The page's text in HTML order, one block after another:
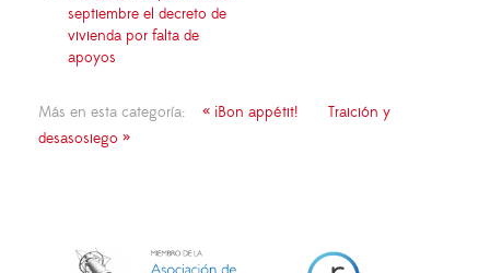
septiembre el decreto de
vivienda por falta de
apoyos
Más en esta categoría: « ¡Bon appétit!
Traición y
desasosiego »